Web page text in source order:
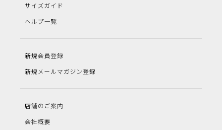
サイズガイド
ヘルプ一覧
新規会員登録
新規メールマガジン登録
店舗のご案内
会社概要